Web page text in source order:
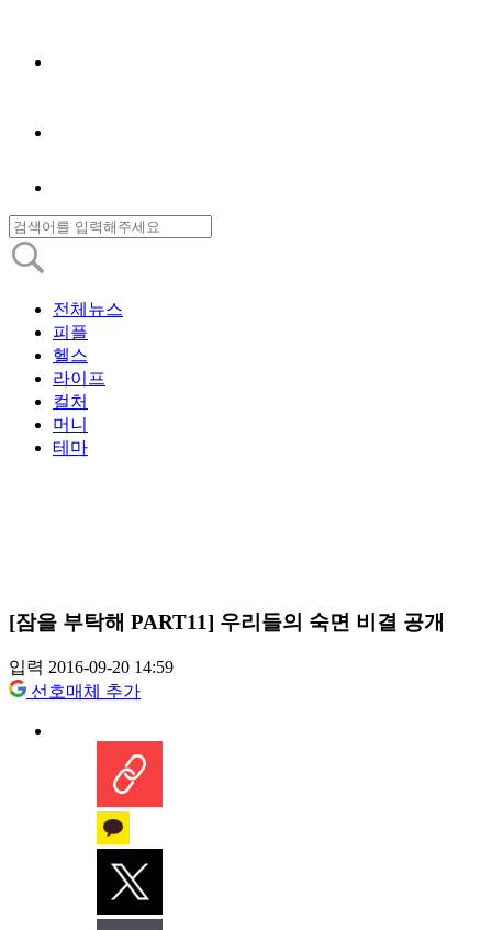
전체뉴스
피플
헬스
라이프
컬처
머니
테마
[잠을 부탁해 PART11] 우리들의 숙면 비결 공개
입력 2016-09-20 14:59
선호매체 추가